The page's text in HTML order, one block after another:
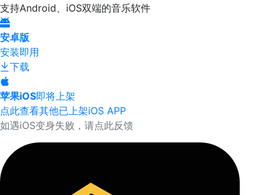
支持Android、iOS双端的音乐软件
安卓版
安装即用
下载
苹果iOS即将上架
点此查看其他已上架iOS APP
如遇iOS变身失败，请点此反馈